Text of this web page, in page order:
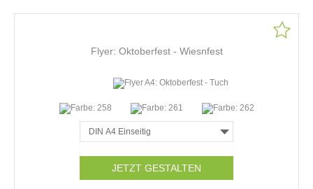
Flyer: Oktoberfest - Wiesnfest
JETZT GESTALTEN